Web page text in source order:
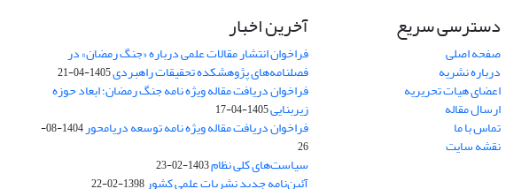
دسترسی سریع
صفحه اصلی
درباره نشریه
اعضای هیات تحریریه
ارسال مقاله
تماس با ما
نقشه سایت
آخرین اخبار
فراخوان انتشار مقالات علمی درباره «جنگ رمضان» در
فصلنامه‌های پژوهشکده تحقیقات راهبردی1405-04-21
فراخوان دریافت مقاله ویژه نامه جنگ رمضان؛ ابعاد حوزه
زیربنایی1405-04-17
فراخوان دریافت مقاله ویژه نامه توسعه دریامحور
1404-08-
26
سیاست‌های کلی نظام1403-02-23
آئین‌نامه جدید نشریات علمی کشور1398-02-22